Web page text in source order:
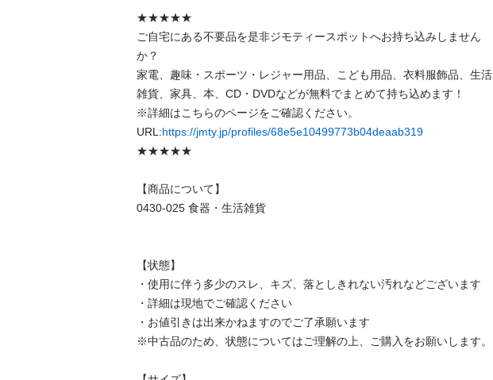
★★★★★
ご自宅にある不要品を是非ジモティースポットへお持ち込みしません
か？
家電、趣味・スポーツ・レジャー用品、こども用品、衣料服飾品、生活
雑貨、家具、本、CD・DVDなどが無料でまとめて持ち込めます！
※詳細はこちらのページをご確認ください。
URL:https://jmty.jp/profiles/68e5e10499773b04deaab319
★★★★★
【商品について】
0430-025 食器・生活雑貨
【状態】
・使用に伴う多少のスレ、キズ、落としきれない汚れなどございます
・詳細は現地でご確認ください
・お値引きは出来かねますのでご了承願います
※中古品のため、状態についてはご理解の上、ご購入をお願いします。